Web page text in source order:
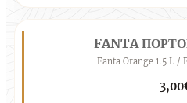
FANTA
Fanta Orange 1.5 L /